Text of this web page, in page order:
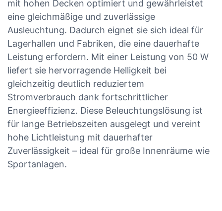
mit hohen Decken optimiert und gewährleistet
eine gleichmäßige und zuverlässige
Ausleuchtung. Dadurch eignet sie sich ideal für
Lagerhallen und Fabriken, die eine dauerhafte
Leistung erfordern. Mit einer Leistung von 50 W
liefert sie hervorragende Helligkeit bei
gleichzeitig deutlich reduziertem
Stromverbrauch dank fortschrittlicher
Energieeffizienz. Diese Beleuchtungslösung ist
für lange Betriebszeiten ausgelegt und vereint
hohe Lichtleistung mit dauerhafter
Zuverlässigkeit – ideal für große Innenräume wie
Sportanlagen.